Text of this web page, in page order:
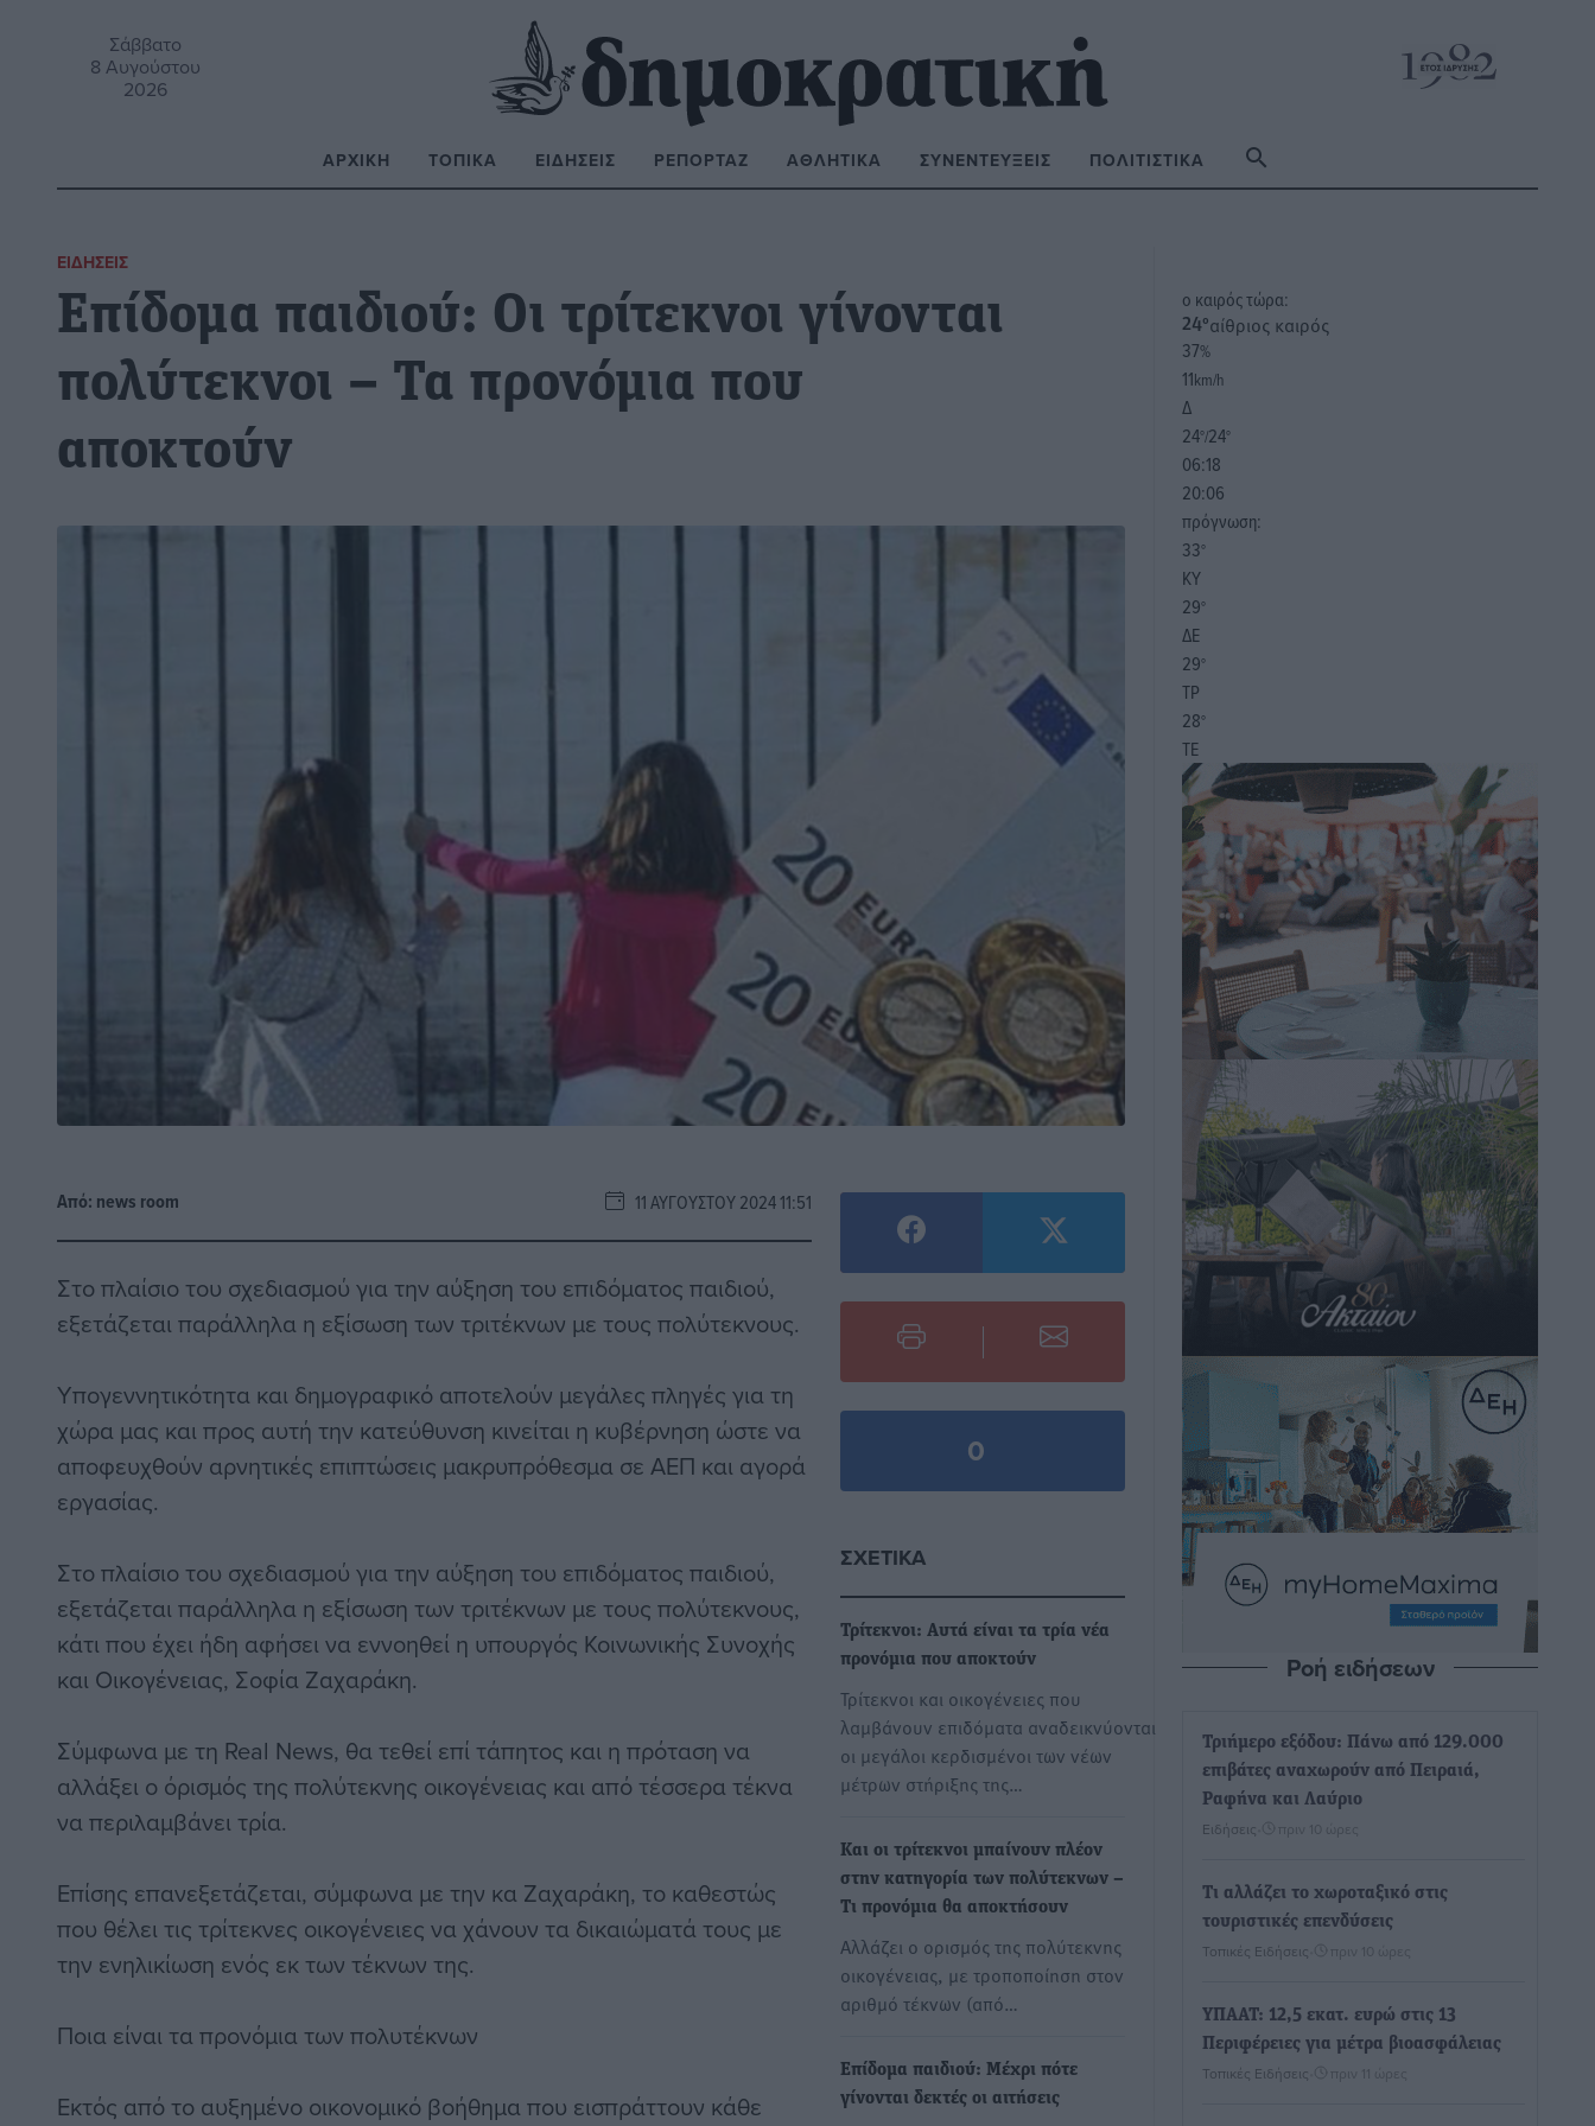
Σάββατο
8 Αυγούστου
2026
ΑΡΧΙΚΉ ΤΟΠΙΚΆ ΕΙΔΉΣΕΙΣ ΡΕΠΟΡΤΆΖ ΑΘΛΗΤΙΚΆ ΣΥΝΕΝΤΕΎΞΕΙΣ ΠΟΛΙΤΙΣΤΙΚΆ
ΕΙΔΉΣΕΙΣ
Επίδομα παιδιού: Οι τρίτεκνοι γίνονται
πολύτεκνοι – Τα προνόμια που
αποκτούν
Από: news room 11 ΑΥΓΟΎΣΤΟΥ 2024 11:51
Στο πλαίσιο του σχεδιασμού για την αύξηση του επιδόματος παιδιού,
εξετάζεται παράλληλα η εξίσωση των τριτέκνων με τους πολύτεκνους.
Υπογεννητικότητα και δημογραφικό αποτελούν μεγάλες πληγές για τη
χώρα μας και προς αυτή την κατεύθυνση κινείται η κυβέρνηση ώστε να
αποφευχθούν αρνητικές επιπτώσεις μακρυπρόθεσμα σε ΑΕΠ και αγορά
εργασίας.
Στο πλαίσιο του σχεδιασμού για την αύξηση του επιδόματος παιδιού,
εξετάζεται παράλληλα η εξίσωση των τριτέκνων με τους πολύτεκνους,
κάτι που έχει ήδη αφήσει να εννοηθεί η υπουργός Κοινωνικής Συνοχής
και Οικογένειας, Σοφία Ζαχαράκη.
Σύμφωνα με τη Real News, θα τεθεί επί τάπητος και η πρόταση να
αλλάξει ο όρισμός της πολύτεκνης οικογένειας και από τέσσερα τέκνα
να περιλαμβάνει τρία.
Επίσης επανεξετάζεται, σύμφωνα με την κα Ζαχαράκη, το καθεστώς
που θέλει τις τρίτεκνες οικογένειες να χάνουν τα δικαιώματά τους με
την ενηλικίωση ενός εκ των τέκνων της.
Ποια είναι τα προνόμια των πολυτέκνων
Εκτός από το αυξημένο οικονομικό βοήθημα που εισπράττουν κάθε
0
ΣΧΕΤΙΚΆ
Τρίτεκνοι: Αυτά είναι τα τρία νέα
προνόμια που αποκτούν
Τρίτεκνοι και οικογένειες που
λαμβάνουν επιδόματα αναδεικνύονται
οι μεγάλοι κερδισμένοι των νέων
μέτρων στήριξης της…
Και οι τρίτεκνοι μπαίνουν πλέον
στην κατηγορία των πολύτεκνων –
Τι προνόμια θα αποκτήσουν
Αλλάζει ο ορισμός της πολύτεκνης
οικογένειας, με τροποποίηση στον
αριθμό τέκνων (από…
Επίδομα παιδιού: Μέχρι πότε
γίνονται δεκτές οι αιτήσεις
o καιρός τώρα:
24°αίθριος καιρός
37%
11km/h
Δ
24°/24°
06:18
20:06
πρόγνωση:
33°
ΚΥ
29°
ΔΕ
29°
ΤΡ
28°
ΤΕ
Ροή ειδήσεων
Τριήμερο εξόδου: Πάνω από 129.000
επιβάτες αναχωρούν από Πειραιά,
Ραφήνα και Λαύριο
Ειδήσεις πριν 10 ώρες
Τι αλλάζει το χωροταξικό στις
τουριστικές επενδύσεις
Τοπικές Ειδήσεις πριν 10 ώρες
ΥΠΑΑΤ: 12,5 εκατ. ευρώ στις 13
Περιφέρειες για μέτρα βιοασφάλειας
Τοπικές Ειδήσεις πριν 11 ώρες